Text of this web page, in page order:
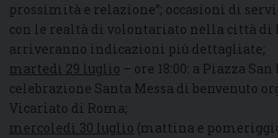
prossimità e relazione”; occasioni di
con le realtà di volontariato nella città di
arriveranno indicazioni più dettagliate;
martedì 29 luglio – ore 18:00: a Piazza
celebrazione Santa Messa di benvenuto
Vicariato di Roma;
mercoledì 30 luglio (mattina e